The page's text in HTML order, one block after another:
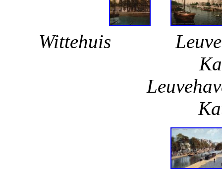
Wittehuis